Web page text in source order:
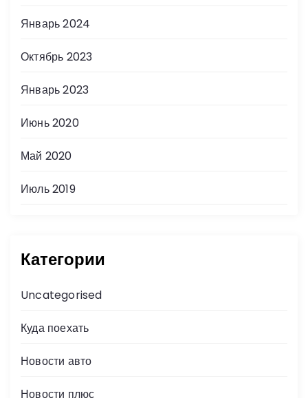
Январь 2024
Октябрь 2023
Январь 2023
Июнь 2020
Май 2020
Июль 2019
Категории
Uncategorised
Куда поехать
Новости авто
Новости плюс